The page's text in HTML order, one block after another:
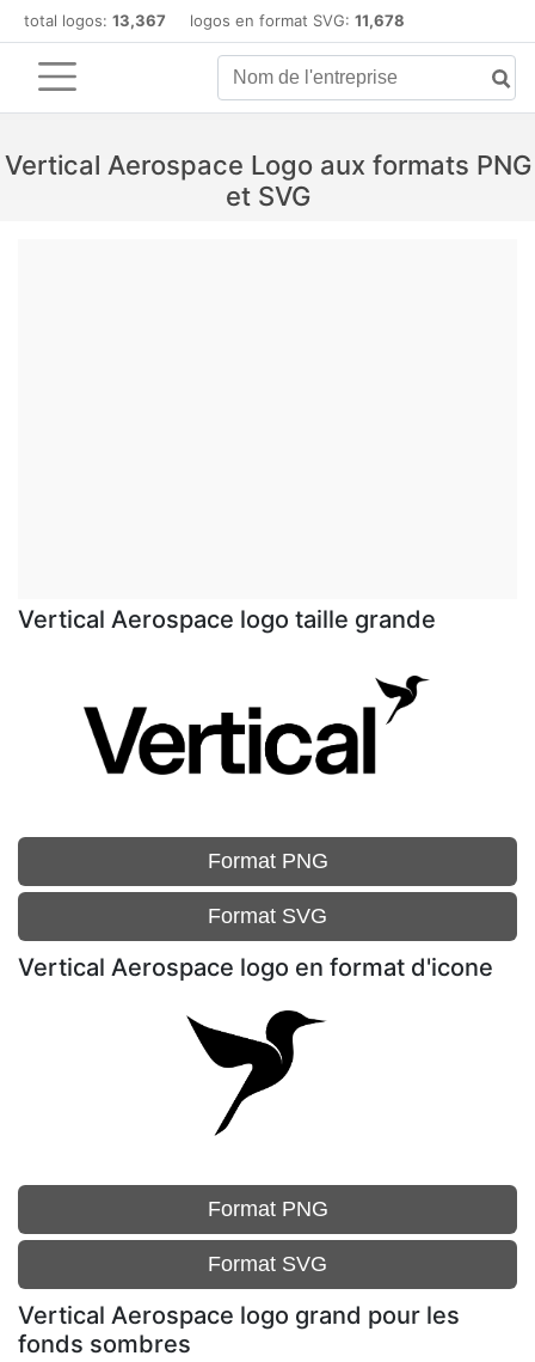
total logos: 13,367 logos en format SVG: 11,678
Vertical Aerospace Logo aux formats PNG
et SVG
Vertical Aerospace logo taille grande
Format PNG
Format SVG
Vertical Aerospace logo en format d'icone
Format PNG
Format SVG
Vertical Aerospace logo grand pour les
fonds sombres